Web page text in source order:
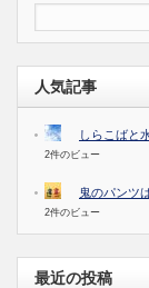
人気記事
しらこばと
2件のビュー
鬼のパンツ
2件のビュー
最近の投稿